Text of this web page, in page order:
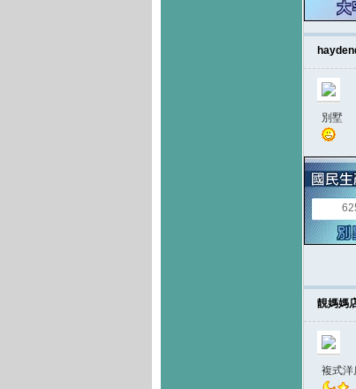
別墅
靚媽媽
複式洋